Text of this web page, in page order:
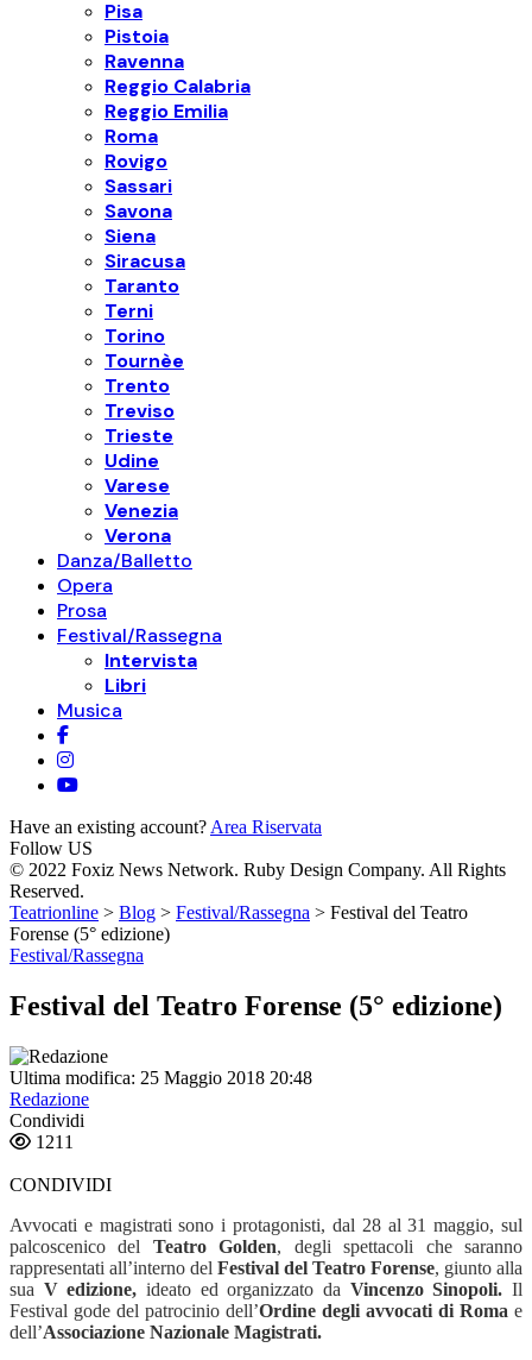
Pisa
Pistoia
Ravenna
Reggio Calabria
Reggio Emilia
Roma
Rovigo
Sassari
Savona
Siena
Siracusa
Taranto
Terni
Torino
Tournèe
Trento
Treviso
Trieste
Udine
Varese
Venezia
Verona
Danza/Balletto
Opera
Prosa
Festival/Rassegna
Intervista
Libri
Musica
Have an existing account? Area Riservata
Follow US
© 2022 Foxiz News Network. Ruby Design Company. All Rights
Reserved.
Teatrionline > Blog > Festival/Rassegna > Festival del Teatro
Forense (5° edizione)
Festival/Rassegna
Festival del Teatro Forense (5° edizione)
Ultima modifica: 25 Maggio 2018 20:48
Redazione
Condividi
1211
CONDIVIDI
Avvocati e magistrati sono i protagonisti, dal 28 al 31 maggio, sul
palcoscenico del Teatro Golden, degli spettacoli che saranno
rappresentati all’interno del Festival del Teatro Forense, giunto alla
sua V edizione, ideato ed organizzato da Vincenzo Sinopoli. Il
Festival gode del patrocinio dell’Ordine degli avvocati di Roma e
dell’Associazione Nazionale Magistrati.